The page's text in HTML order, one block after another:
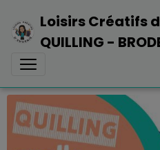
Loisirs Créatifs
QUILLING -